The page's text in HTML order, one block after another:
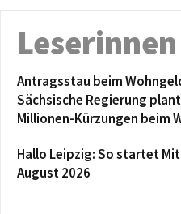
Antragsstau beim
Sächsische Regierung
Millionen-Kürzungen beim
Hallo Leipzig: So startet
August 2026